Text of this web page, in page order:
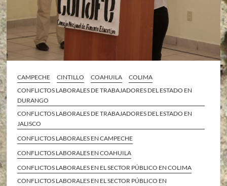
CAMPECHE CINTILLO COAHUILA
COLIMA
CONFLICTOS LABORALES DE TRABAJADORES DEL ESTADO EN
DURANGO
CONFLICTOS LABORALES DE TRABAJADORES DEL ESTADO EN
JALISCO
CONFLICTOS LABORALES EN CAMPECHE
CONFLICTOS LABORALES EN COAHUILA
CONFLICTOS LABORALES EN EL SECTOR PÚBLICO EN COLIMA
CONFLICTOS LABORALES EN EL SECTOR PÚBLICO EN